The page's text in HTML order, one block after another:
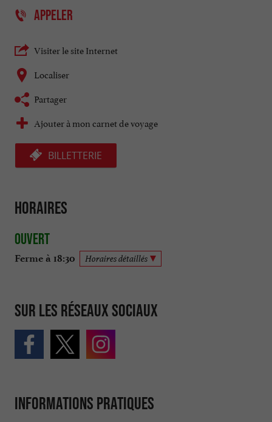
APPELER
Visiter le site Internet
Localiser
Partager
Ajouter à mon carnet de voyage
BILLETTERIE
Horaires
Ouvert
Ferme à 18:30 Horaires détaillés
Sur les réseaux sociaux
Informations pratiques